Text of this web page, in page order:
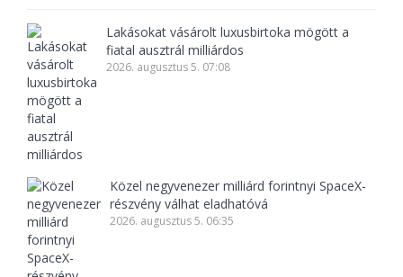
Lakásokat vásárolt luxusbirtoka mögött a
fiatal ausztrál milliárdos
2026. augusztus 5. 07:08
Közel negyvenezer milliárd forintnyi SpaceX-
részvény válhat eladhatóvá
2026. augusztus 5. 06:35